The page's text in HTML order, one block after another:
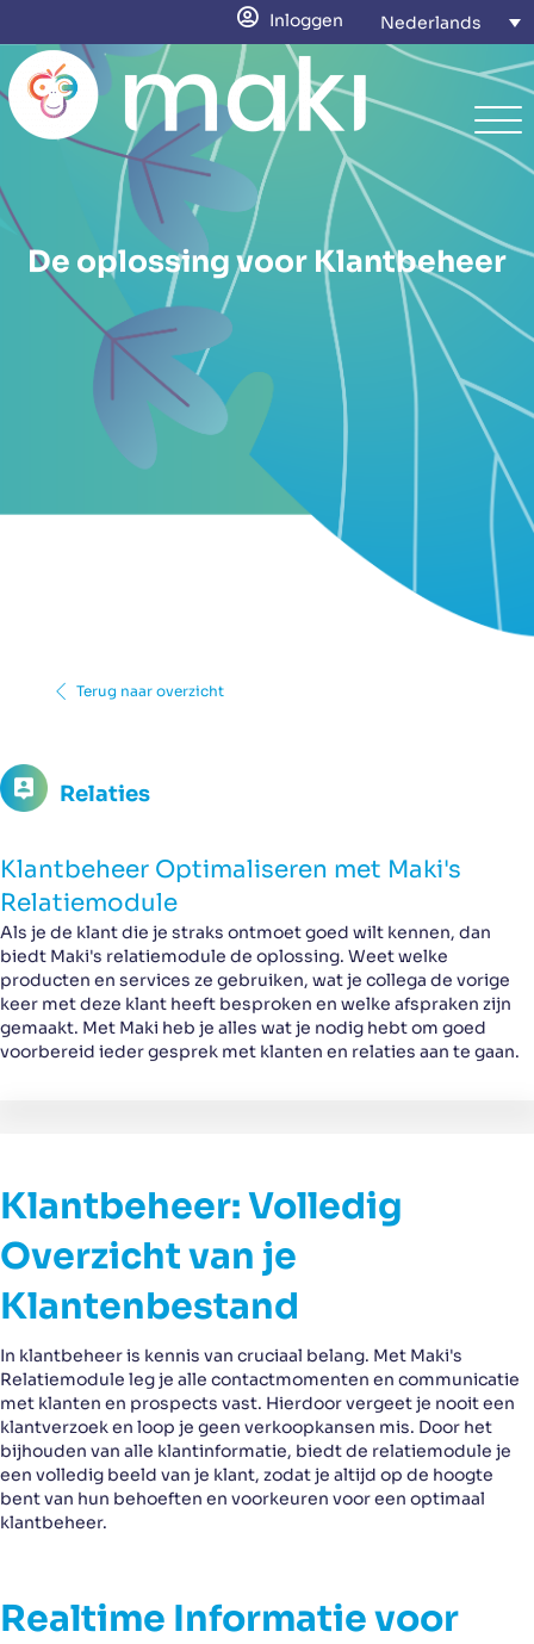
Inloggen Nederlands
De oplossing voor Klantbeheer
Terug naar overzicht
Relaties
Klantbeheer Optimaliseren met Maki's
Relatiemodule
Als je de klant die je straks ontmoet goed wilt kennen, dan
biedt Maki's relatiemodule de oplossing. Weet welke
producten en services ze gebruiken, wat je collega de vorige
keer met deze klant heeft besproken en welke afspraken zijn
gemaakt. Met Maki heb je alles wat je nodig hebt om goed
voorbereid ieder gesprek met klanten en relaties aan te gaan.
Klantbeheer: Volledig
Overzicht van je
Klantenbestand
In klantbeheer is kennis van cruciaal belang. Met Maki's
Relatiemodule leg je alle contactmomenten en communicatie
met klanten en prospects vast. Hierdoor vergeet je nooit een
klantverzoek en loop je geen verkoopkansen mis. Door het
bijhouden van alle klantinformatie, biedt de relatiemodule je
een volledig beeld van je klant, zodat je altijd op de hoogte
bent van hun behoeften en voorkeuren voor een optimaal
klantbeheer.
Realtime Informatie voor